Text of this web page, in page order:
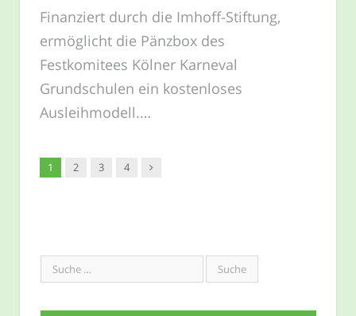
Finanziert durch die Imhoff-Stiftung,
ermöglicht die Pänzbox des
Festkomitees Kölner Karneval
Grundschulen ein kostenloses
Ausleihmodell.…
1 2 3 4 Nachfolger